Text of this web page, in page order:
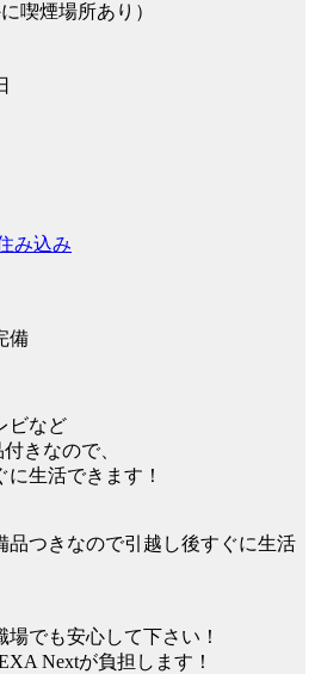
喫煙場所あり）
み込み
備
ビなど
きなので、
に生活できます！
つきなので引越し後すぐに生活
場でも安心して下さい！
Nextが負担します！